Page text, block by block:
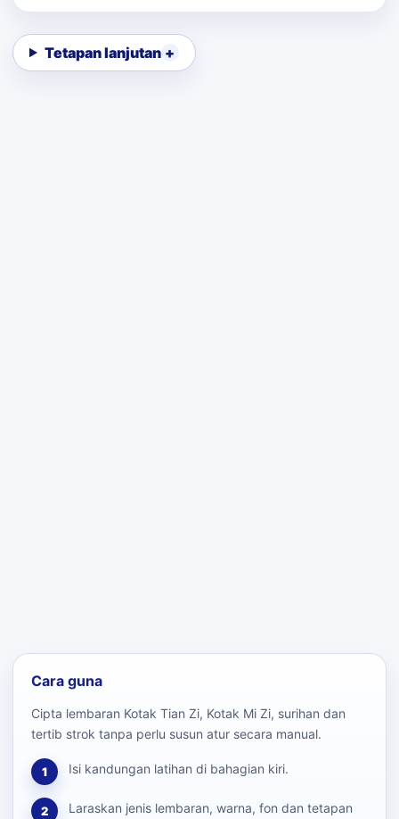
Tetapan lanjutan
Cara guna
Cipta lembaran Kotak Tian Zi, Kotak Mi Zi, surihan dan
tertib strok tanpa perlu susun atur secara manual.
1 Isi kandungan latihan di bahagian kiri.
2
Laraskan jenis lembaran, warna, fon dan tetapan